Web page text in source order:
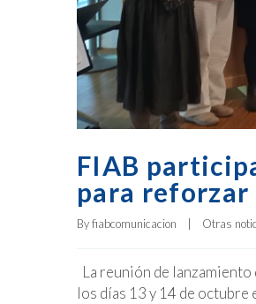
FIAB
para
By fiabcomunicacion Otras
La reunión de
los días 13 y 14 de octubre